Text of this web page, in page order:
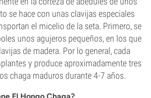
se hace con unas clavijas especiales
el micelio de la seta. Primero, se
unos agujeros pequeños, en los que
de madera. Por lo general, cada
y produce aproximadamente tres
chaga maduros durante 4-7 años.